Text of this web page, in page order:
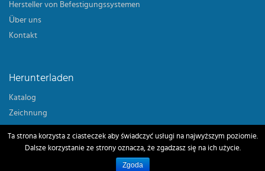
Hersteller von Befestigungssystemen
Über uns
Kontakt
Herunterladen
Katalog
Zeichnung
Copyright © 2026 KJF
Ta strona korzysta z ciasteczek aby świadczyć usługi na najwyższym poziomie.
Dalsze korzystanie ze strony oznacza, że zgadzasz się na ich użycie.
Zgoda